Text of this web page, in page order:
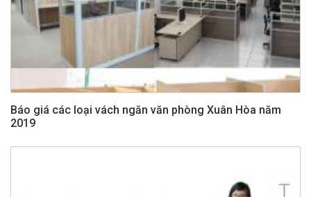
Báo giá các loại vách ngăn văn phòng Xuân Hòa năm
2019